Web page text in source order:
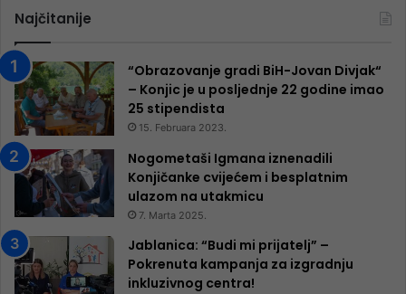
Najčitanije
“Obrazovanje gradi BiH-Jovan Divjak“
– Konjic je u posljednje 22 godine imao
25 ​​stipendista
15. Februara 2023.
Nogometaši Igmana iznenadili
Konjičanke cvijećem i besplatnim
ulazom na utakmicu
7. Marta 2025.
Jablanica: “Budi mi prijatelj” –
Pokrenuta kampanja za izgradnju
inkluzivnog centra!